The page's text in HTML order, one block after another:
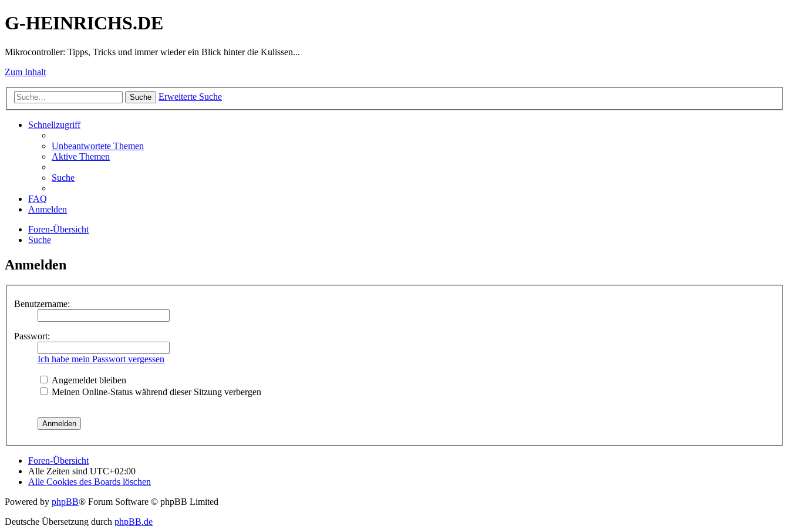
G-HEINRICHS.DE
Mikrocontroller: Tipps, Tricks und immer wieder ein Blick hinter die Kulissen...
Zum Inhalt
Suche Erweiterte Suche
Schnellzugriff
Unbeantwortete Themen
Aktive Themen
Suche
FAQ
Anmelden
Foren-Übersicht
Suche
Anmelden
Benutzername:
Passwort:
Ich habe mein Passwort vergessen
Angemeldet bleiben
Meinen Online-Status während dieser Sitzung verbergen
Foren-Übersicht
Alle Zeiten sind UTC+02:00
Alle Cookies des Boards löschen
Powered by phpBB® Forum Software © phpBB Limited
Deutsche Übersetzung durch phpBB.de